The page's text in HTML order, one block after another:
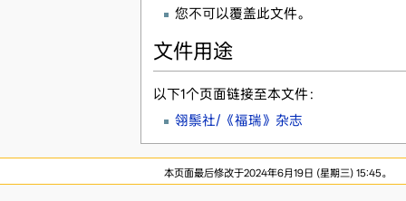
您不可以覆盖此文件。
文件用途
以下1个页面链接至本文件：
翎鬃社/《福瑞》杂志
本页面最后修改于2024年6月19日 (星期三) 15:45。